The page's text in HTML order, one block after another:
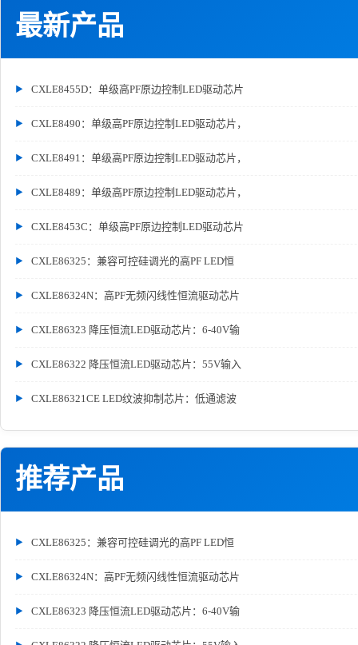
最新产品
CXLE8455D：单级高PF原边控制LED驱动芯片
CXLE8490：单级高PF原边控制LED驱动芯片，
CXLE8491：单级高PF原边控制LED驱动芯片，
CXLE8489：单级高PF原边控制LED驱动芯片，
CXLE8453C：单级高PF原边控制LED驱动芯片
CXLE86325：兼容可控硅调光的高PF LED恒
CXLE86324N：高PF无频闪线性恒流驱动芯片
CXLE86323 降压恒流LED驱动芯片：6-40V输
CXLE86322 降压恒流LED驱动芯片：55V输入
CXLE86321CE LED纹波抑制芯片：低通滤波
推荐产品
CXLE86325：兼容可控硅调光的高PF LED恒
CXLE86324N：高PF无频闪线性恒流驱动芯片
CXLE86323 降压恒流LED驱动芯片：6-40V输